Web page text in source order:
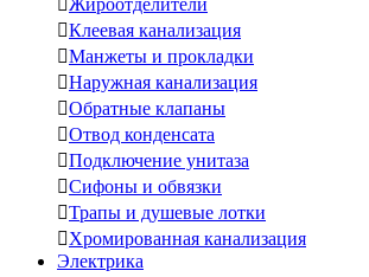
Жироотделители
Клеевая канализация
Манжеты и прокладки
Наружная канализация
Обратные клапаны
Отвод конденсата
Подключение унитаза
Сифоны и обвязки
Трапы и душевые лотки
Хромированная канализация
Электрика